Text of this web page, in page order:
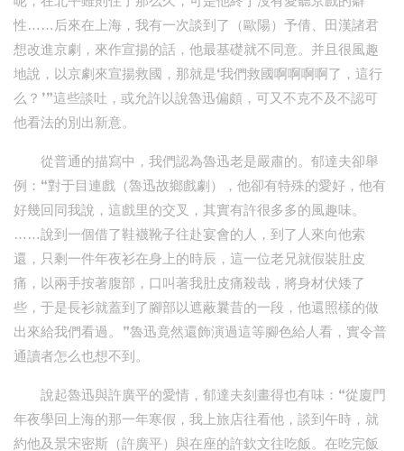
性……后來在上海，我有一次談到了（歐陽）予倩、田漢諸君
想改進京劇，來作宣揚的話，他最基礎就不同意。并且很風趣
地說，以京劇來宣揚救國，那就是‘我們救國啊啊啊啊了，這行
么？’”這些談吐，或允許以說魯迅偏頗，可又不克不及不認可
他看法的別出新意。
從普通的描寫中，我們認為魯迅老是嚴肅的。郁達夫卻舉
例：“對于目連戲（魯迅故鄉戲劇），他卻有特殊的愛好，他有
好幾回同我說，這戲里的交叉，其實有許很多多的風趣味。
……說到一個借了鞋襪靴子往赴宴會的人，到了人來向他索
還，只剩一件年夜衫在身上的時辰，這一位老兄就假裝肚皮
痛，以兩手按著腹部，口叫著我肚皮痛殺哉，將身材伏矮了
些，于是長衫就蓋到了腳部以遮蔽曩昔的一段，他還照樣的做
出來給我們看過。”魯迅竟然還飾演過這等腳色給人看，實令普
通讀者怎么也想不到。
說起魯迅與許廣平的愛情，郁達夫刻畫得也有味：“從廈門
年夜學回上海的那一年寒假，我上旅店往看他，談到午時，就
約他及景宋密斯（許廣平）與在座的許欽文往吃飯。在吃完飯